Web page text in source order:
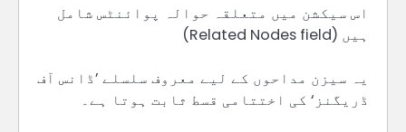
اس سیکشن میں متعلقہ حوالہ پوائنٹس شامل
ہیں (Related Nodes field)
یہ سیزن مداحوں کے لیے معروف سلسلے ’ڈانس آف
ڈریگنز‘ کی اختتامی قسط ثابت ہوتا ہے۔